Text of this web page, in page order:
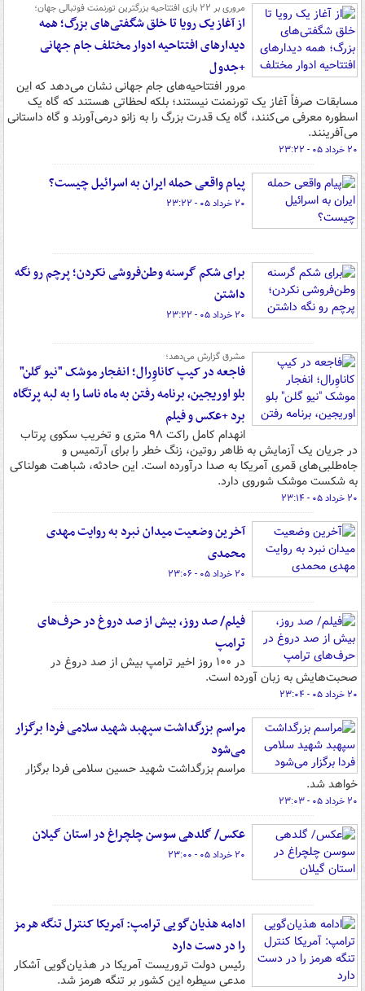
مروری بر ۲۲ بازی افتتاحیه بزرگترین تورنمنت فوتبالی جهان؛
از آغاز یک رویا تا خلق شگفتی‌های بزرگ؛ همه
دیدارهای افتتاحیه‌ ادوار مختلف جام جهانی
+جدول
مرور افتتاحیه‌های جام جهانی نشان می‌دهد که این
مسابقات صرفاً آغاز یک تورنمنت نیستند؛ بلکه لحظاتی هستند که گاه یک
اسطوره معرفی می‌کنند، گاه یک قدرت بزرگ را به زانو درمی‌آورند و گاه داستانی
می‌آفرینند.
۲۰ خرداد ۰۵ - ۲۳:۲۲
پیام واقعی حمله ایران به اسرائیل چیست؟
۲۰ خرداد ۰۵ - ۲۳:۲۲
برای شکم گرسنه وطن‌فروشی نکردن؛ پرچم رو نگه
داشتن
۲۰ خرداد ۰۵ - ۲۳:۲۲
مشرق گزارش می‌دهد؛
فاجعه در کیپ کاناوِرال؛ انفجار موشک "نیو گلن"
بلو اوریجین، برنامه رفتن به ماه ناسا را به لبه پرتگاه
برد +عکس و فیلم
انهدام کامل راکت ۹۸ متری و تخریب سکوی پرتاب
در جریان یک آزمایش به ظاهر روتین، زنگ خطر را برای آرتمیس و
جاه‌طلبی‌های قمری آمریکا به صدا درآورده است. این حادثه، شباهت هولناکی
به شکست موشک شوروی دارد.
۲۰ خرداد ۰۵ - ۲۳:۱۴
آخرین وضعیت میدان نبرد به روایت مهدی
محمدی
۲۰ خرداد ۰۵ - ۲۳:۰۶
فیلم/ صد روز، بیش از صد دروغ در حرف‌های
ترامپ
در ۱۰۰ روز اخیر ترامپ بیش از صد دروغ در
صحبت‌هایش به زبان آورده است.
۲۰ خرداد ۰۵ - ۲۳:۰۴
مراسم بزرگداشت سپهبد شهید سلامی فردا برگزار
می‌شود
مراسم بزرگداشت شهید حسین سلامی فردا برگزار
خواهد شد.
۲۰ خرداد ۰۵ - ۲۳:۰۳
عکس/ گلدهی سوسن چلچراغ در استان گیلان
۲۰ خرداد ۰۵ - ۲۳:۰۰
ادامه هذیان‌گویی ترامپ: آمریکا کنترل تنگه هرمز
را در دست دارد
رئیس دولت تروریست آمریکا در هذیان‌گویی آشکار
مدعی سیطره این کشور بر تنگه هرمز شد.